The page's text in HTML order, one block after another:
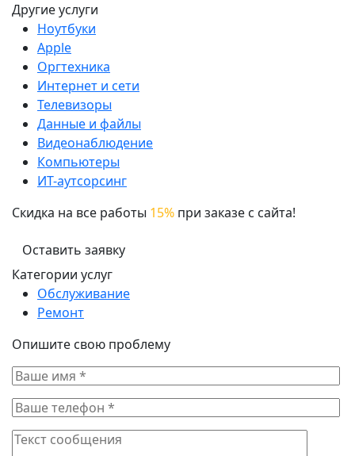
Другие услуги
Ноутбуки
Apple
Оргтехника
Интернет и сети
Телевизоры
Данные и файлы
Видеонаблюдение
Компьютеры
ИТ-аутсорсинг
Скидка на все работы 15% при заказе с сайта!
Оставить заявку
Категории услуг
Обслуживание
Ремонт
Опишите свою проблему